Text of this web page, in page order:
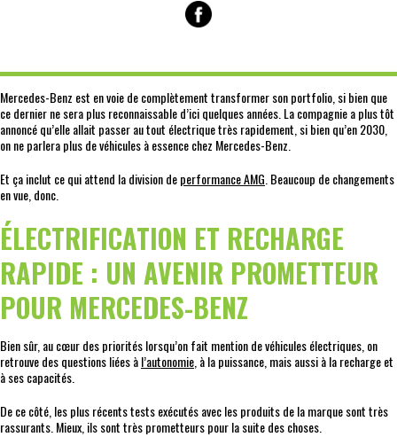
Mercedes-Benz est en voie de complètement transformer son portfolio, si bien que
ce dernier ne sera plus reconnaissable d’ici quelques années. La compagnie a plus tôt
annoncé qu’elle allait passer au tout électrique très rapidement, si bien qu’en 2030,
on ne parlera plus de véhicules à essence chez Mercedes-Benz.
Et ça inclut ce qui attend la division deperformance AMG . Beaucoup de changements
en vue, donc.
ÉLECTRIFICATION ET RECHARGE
RAPIDE : UN AVENIR PROMETTEUR
POUR MERCEDES-BENZ
Bien sûr, au cœur des priorités lorsqu’on fait mention de véhicules électriques, on
retrouve des questions liées àl’autonomie , à la puissance, mais aussi à la recharge et
à ses capacités.
De ce côté, les plus récents tests exécutés avec les produits de la marque sont très
rassurants. Mieux, ils sont très prometteurs pour la suite des choses.